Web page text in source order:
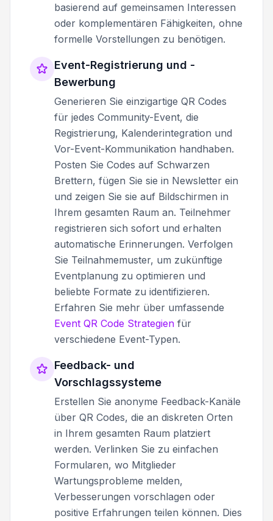
basierend auf gemeinsamen Interessen
oder komplementären Fähigkeiten, ohne
formelle Vorstellungen zu benötigen.
Event-Registrierung und -
Bewerbung
Generieren Sie einzigartige QR Codes
für jedes Community-Event, die
Registrierung, Kalenderintegration und
Vor-Event-Kommunikation handhaben.
Posten Sie Codes auf Schwarzen
Brettern, fügen Sie sie in Newsletter ein
und zeigen Sie sie auf Bildschirmen in
Ihrem gesamten Raum an. Teilnehmer
registrieren sich sofort und erhalten
automatische Erinnerungen. Verfolgen
Sie Teilnahmemuster, um zukünftige
Eventplanung zu optimieren und
beliebte Formate zu identifizieren.
Erfahren Sie mehr über umfassende
Event QR Code Strategien für
verschiedene Event-Typen.
Feedback- und
Vorschlagssysteme
Erstellen Sie anonyme Feedback-Kanäle
über QR Codes, die an diskreten Orten
in Ihrem gesamten Raum platziert
werden. Verlinken Sie zu einfachen
Formularen, wo Mitglieder
Wartungsprobleme melden,
Verbesserungen vorschlagen oder
positive Erfahrungen teilen können. Dies